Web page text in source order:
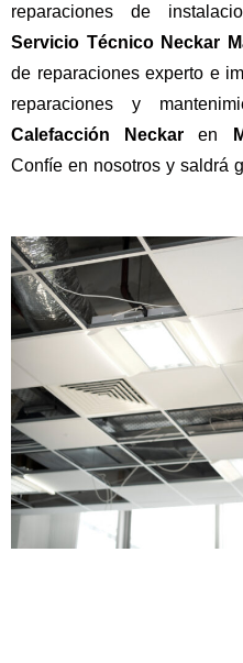
reparaciones de
Servicio Técnico Neckar
de reparaciones experto e
reparaciones y
Calefacción
Neckar en
Confíe en nosotros y saldrá